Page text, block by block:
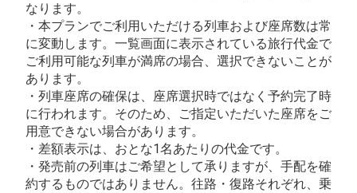
なります。
・本プランでご利用いただける列車および座席数は常
に変動します。一覧画面に表示されている旅行代金で
ご利用可能な列車が満席の場合、選択できないことが
あります。
・列車座席の確保は、座席選択時ではなく予約完了時
に行われます。そのため、ご指定いただいた座席をご
用意できない場合があります。
・差額表示は、おとな1名あたりの代金です。
・発売前の列車はご希望として承りますが、手配を確
約するものではありません。往路・復路それぞれ、乗